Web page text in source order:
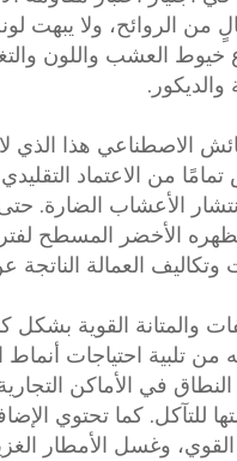
والديكور.
الاصطناعي هذا الذي
من الاعتماد
الأعشاب الضارة.
الأخضر المسطح
العمالة
والمتانة القوية
تلبية احتياجات
في الأماكن
للتآكل. كما تحتوي